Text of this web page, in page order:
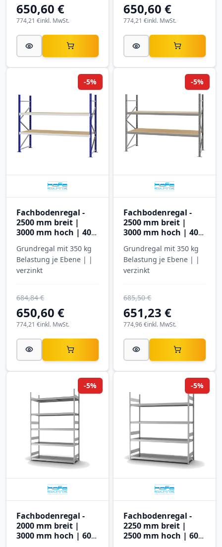
650,60 €
inkl. MwSt.
774,21 €
650,60 €
inkl. MwSt.
774,21 €
Fachbodenregal -
2500 mm breit |
3000 mm hoch | 400
Hofe Regalsysteme
Grundregal mit 350 kg
Belastung je Ebene | |
verzinkt
650,60 €
684,84 €
-5%
inkl. MwSt.
774,21 €
Fachbodenregal -
2500 mm breit |
3000 mm hoch | 400
Hofe Regalsysteme
Grundregal mit 350 kg
Belastung je Ebene | |
verzinkt
651,23 €
685,50 €
-5%
inkl. MwSt.
774,96 €
Fachbodenregal -
2000 mm breit |
3000 mm hoch | 600
-5%
Fachbodenregal -
2250 mm breit |
2500 mm hoch | 600
-5%